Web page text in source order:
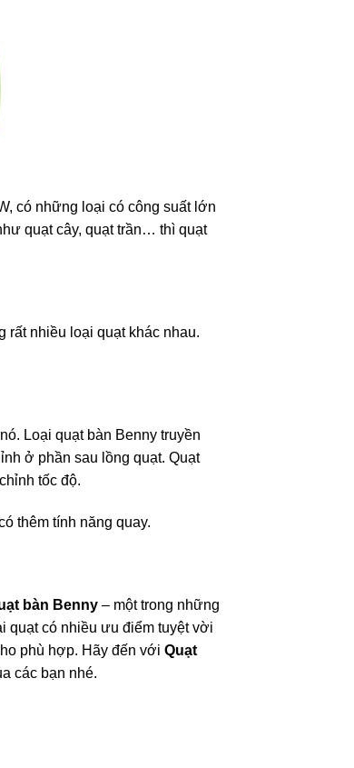
có những loại có công suất lớn
quạt cây, quạt trần… thì quạt
rất nhiều loại quạt khác nhau.
Loại quạt bàn Benny truyền
ở phần sau lồng quạt. Quạt
tốc độ.
thêm tính năng quay.
bàn Benny – một trong những
quạt có nhiều ưu điểm tuyệt vời
phù hợp. Hãy đến với Quạt
các bạn nhé.